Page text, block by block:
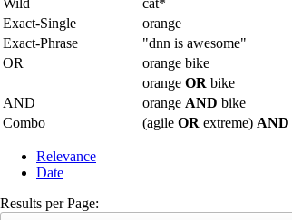
Wild
cat*
Exact-Single
orange
Exact-Phrase
"dnn is awesome"
OR
orange bike
orange OR bike
AND
orange AND bike
Combo
(agile OR extreme) AND
Relevance
Date
Results per Page: